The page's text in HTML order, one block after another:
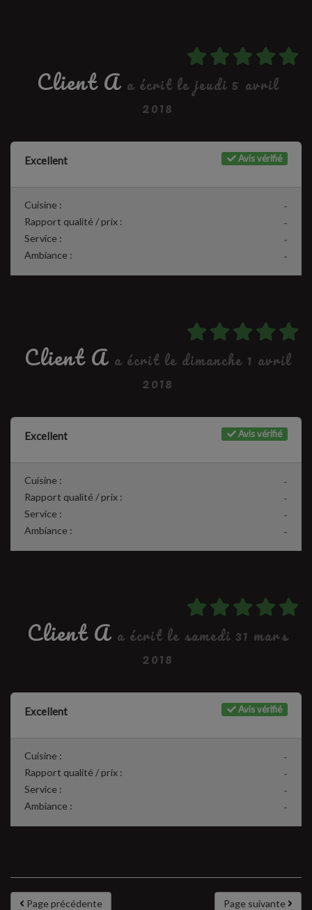
Client A a écrit le jeudi 5 avril
2018
Avis vérifié
Excellent
-
Cuisine :
-
Rapport qualité / prix :
-
Service :
-
Ambiance :
Client A a écrit le dimanche 1 avril
2018
Avis vérifié
Excellent
-
Cuisine :
-
Rapport qualité / prix :
-
Service :
-
Ambiance :
Client A a écrit le samedi 31 mars
2018
Avis vérifié
Excellent
-
Cuisine :
-
Rapport qualité / prix :
-
Service :
-
Ambiance :
Page suivante
Page précédente